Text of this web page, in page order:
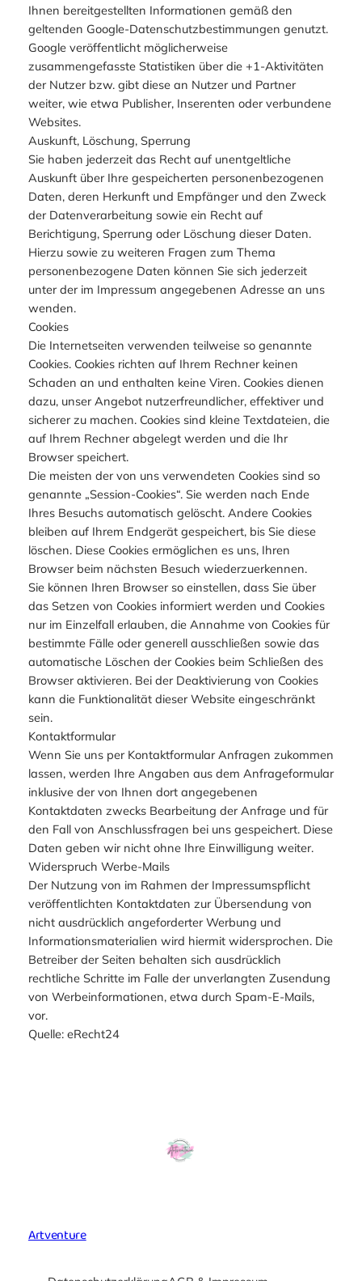
Ihnen bereitgestellten Informationen gemäß den
geltenden Google-Datenschutzbestimmungen genutzt.
Google veröffentlicht möglicherweise
zusammengefasste Statistiken über die +1-Aktivitäten
der Nutzer bzw. gibt diese an Nutzer und Partner
weiter, wie etwa Publisher, Inserenten oder verbundene
Websites.
Auskunft, Löschung, Sperrung
Sie haben jederzeit das Recht auf unentgeltliche
Auskunft über Ihre gespeicherten personenbezogenen
Daten, deren Herkunft und Empfänger und den Zweck
der Datenverarbeitung sowie ein Recht auf
Berichtigung, Sperrung oder Löschung dieser Daten.
Hierzu sowie zu weiteren Fragen zum Thema
personenbezogene Daten können Sie sich jederzeit
unter der im Impressum angegebenen Adresse an uns
wenden.
Cookies
Die Internetseiten verwenden teilweise so genannte
Cookies. Cookies richten auf Ihrem Rechner keinen
Schaden an und enthalten keine Viren. Cookies dienen
dazu, unser Angebot nutzerfreundlicher, effektiver und
sicherer zu machen. Cookies sind kleine Textdateien, die
auf Ihrem Rechner abgelegt werden und die Ihr
Browser speichert.
Die meisten der von uns verwendeten Cookies sind so
genannte „Session-Cookies“. Sie werden nach Ende
Ihres Besuchs automatisch gelöscht. Andere Cookies
bleiben auf Ihrem Endgerät gespeichert, bis Sie diese
löschen. Diese Cookies ermöglichen es uns, Ihren
Browser beim nächsten Besuch wiederzuerkennen.
Sie können Ihren Browser so einstellen, dass Sie über
das Setzen von Cookies informiert werden und Cookies
nur im Einzelfall erlauben, die Annahme von Cookies für
bestimmte Fälle oder generell ausschließen sowie das
automatische Löschen der Cookies beim Schließen des
Browser aktivieren. Bei der Deaktivierung von Cookies
kann die Funktionalität dieser Website eingeschränkt
sein.
Kontaktformular
Wenn Sie uns per Kontaktformular Anfragen zukommen
lassen, werden Ihre Angaben aus dem Anfrageformular
inklusive der von Ihnen dort angegebenen
Kontaktdaten zwecks Bearbeitung der Anfrage und für
den Fall von Anschlussfragen bei uns gespeichert. Diese
Daten geben wir nicht ohne Ihre Einwilligung weiter.
Widerspruch Werbe-Mails
Der Nutzung von im Rahmen der Impressumspflicht
veröffentlichten Kontaktdaten zur Übersendung von
nicht ausdrücklich angeforderter Werbung und
Informationsmaterialien wird hiermit widersprochen. Die
Betreiber der Seiten behalten sich ausdrücklich
rechtliche Schritte im Falle der unverlangten Zusendung
von Werbeinformationen, etwa durch Spam-E-Mails,
vor.
Quelle: eRecht24
Artventure